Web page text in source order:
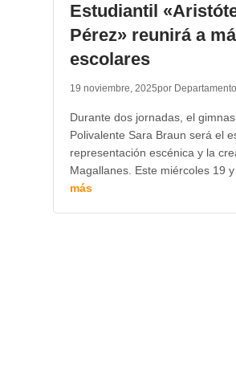
Estudiantil
Pérez» reunirá a
escolares
19 noviembre, 2025por
Durante dos jornadas, el
Polivalente Sara Braun será el
representación escénica y la
Magallanes. Este miércoles 19
más